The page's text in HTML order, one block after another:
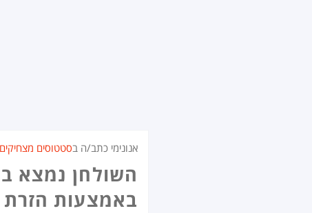
אנונימי כתב/ה בסטטוסים מצחיקים
השולחן נמצא
באמצעות הזרת